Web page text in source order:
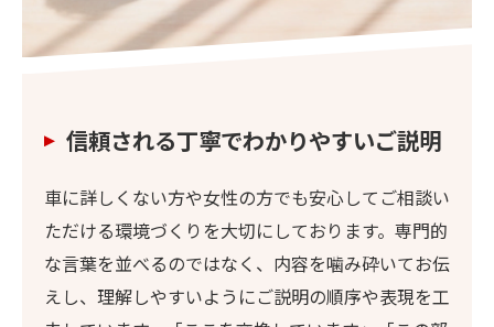
信頼される丁寧でわかりやすいご説明
車に詳しくない方や女性の方でも安心してご相談い
ただける環境づくりを大切にしております。専門的
な言葉を並べるのではなく、内容を噛み砕いてお伝
えし、理解しやすいようにご説明の順序や表現を工